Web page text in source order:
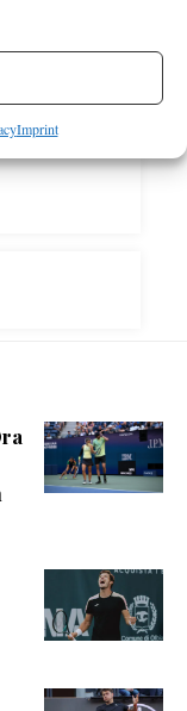
Imprint